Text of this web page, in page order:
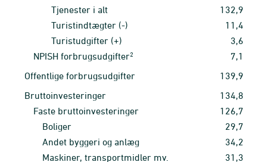
Tjenester i alt
132,9
Turistindtægter (-)
11,4
Turistudgifter (+)
3,6
NPISH forbrugsudgifter2 7,1
Offentlige forbrugsudgifter
139,9
Bruttoinvesteringer
134,8
Faste bruttoinvesteringer
126,7
Boliger
29,7
Andet byggeri og anlæg
34,2
Maskiner, transportmidler mv.
31,3